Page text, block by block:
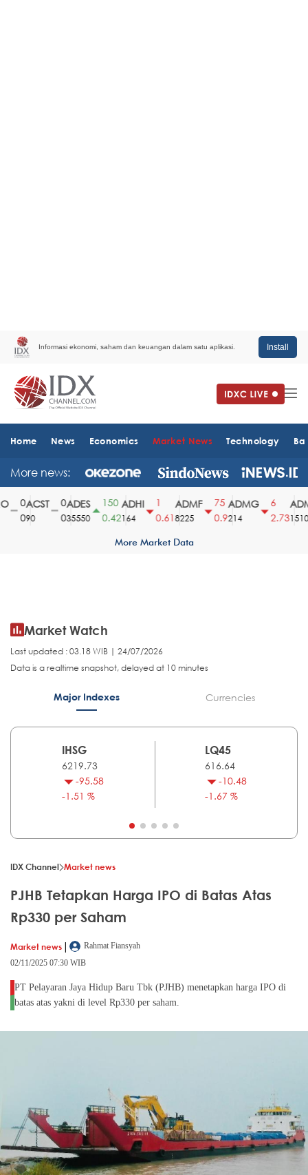
Informasi ekonomi, saham dan keuangan dalam satu aplikasi. Install
Home News Economics Market News Technology
More news:
ACST
90
ADES
35550
150
0.42
ADHI
164
0.61
ADMF
8225
75
0.9
ADMG
214
2.731510
More Market Data
Market Watch
Last updated : 03.18 WIB | 24/07/2026
Data is a realtime snapshot, delayed at 10 minutes
Major Indexes Currencies
IHSG
6219.73
-95.58
-1.51 %
LQ45
616.64
-10.48
-1.67 %
IDX Channel Market news
PJHB Tetapkan Harga IPO di Batas Atas
Rp330 per Saham
Market news |
Rahmat Fiansyah
02/11/2025 07:30 WIB
PT Pelayaran Jaya Hidup Baru Tbk (PJHB) menetapkan harga IPO di
batas atas yakni di level Rp330 per saham.